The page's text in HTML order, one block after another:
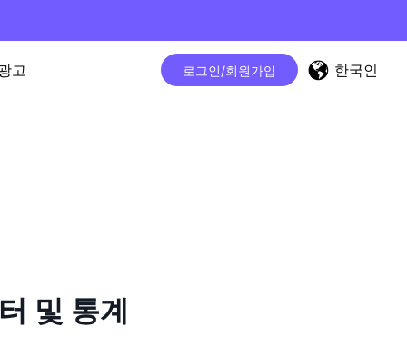
고 로그인/회원가입 한국인
및 통계